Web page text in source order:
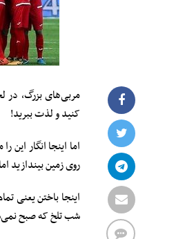
مربی‌های بزرگ، در
کنید و لذت ببرید!
اما اینجا انگار
روی زمین بیندازید
اینجا باختن یعنی
شب تلخ که صبح